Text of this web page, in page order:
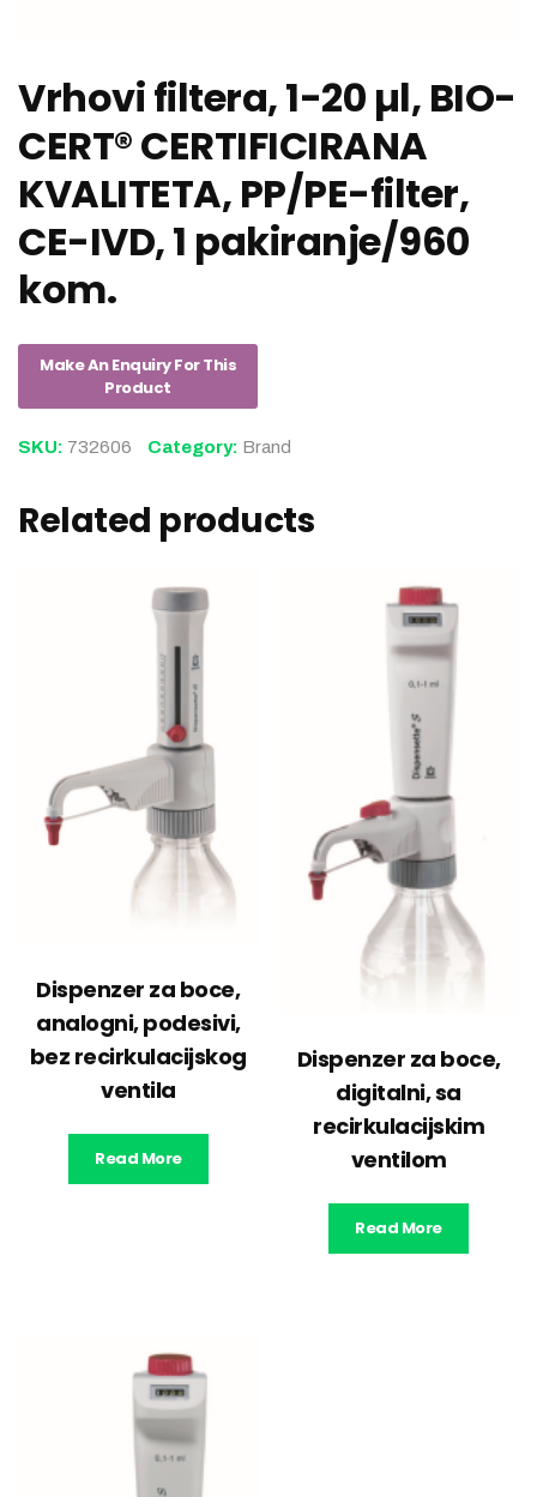
Vrhovi filtera, 1-20 µl, BIO-
CERT® CERTIFICIRANA
KVALITETA, PP/PE-filter,
CE-IVD, 1 pakiranje/960
kom.
SKU: 732606 Category: Brand
Related products
Dispenzer za boce,
analogni, podesivi,
bez recirkulacijskog
ventila
Read More
Dispenzer za boce,
digitalni, sa
recirkulacijskim
ventilom
Read More